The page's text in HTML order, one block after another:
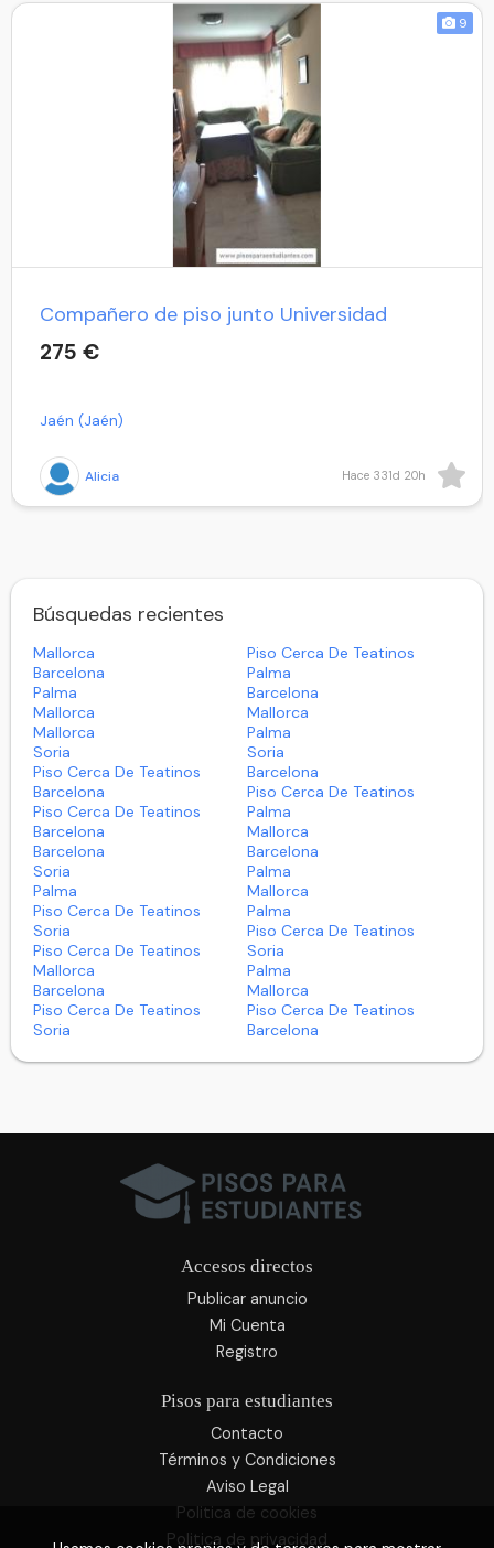
9
Compañero de piso junto Universidad
275 €
Alicia
Jaén (Jaén)
Hace 331d 20h
Búsquedas recientes
Mallorca
Piso Cerca De Teatinos
Barcelona
Palma
Palma
Barcelona
Mallorca
Mallorca
Mallorca
Palma
Soria
Soria
Piso Cerca De Teatinos
Barcelona
Barcelona
Piso Cerca De Teatinos
Piso Cerca De Teatinos
Palma
Barcelona
Mallorca
Barcelona
Barcelona
Soria
Palma
Palma
Mallorca
Piso Cerca De Teatinos
Palma
Soria
Piso Cerca De Teatinos
Piso Cerca De Teatinos
Soria
Mallorca
Palma
Barcelona
Mallorca
Piso Cerca De Teatinos
Piso Cerca De Teatinos
Soria
Barcelona
Accesos directos
Publicar anuncio
Mi Cuenta
Registro
Pisos para estudiantes
Contacto
Términos y Condiciones
Aviso Legal
Politica de cookies
Politica de privacidad